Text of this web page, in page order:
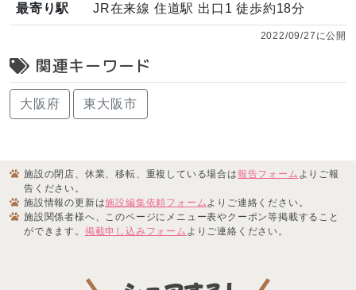
最寄り駅 JR在来線 住道駅 出口1 徒歩約18分
2022/09/27に公開
関連キーワード
大阪府 東大阪市
施設の閉店、休業、移転、重複している場合は報告フォーム よりご報
告ください。
施設情報の更新は施設編集依頼フォーム よりご連絡ください。
施設関係者様へ、このページにメニュー表やクーポン等掲載すること
ができます。 掲載申し込みフォーム よりご連絡ください。